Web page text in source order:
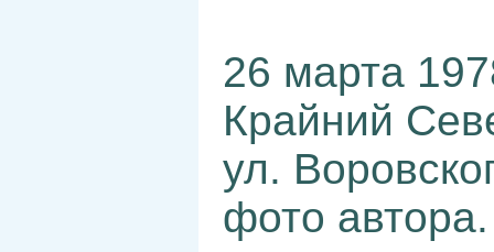
26 марта
Крайний
ул.
фото автора.